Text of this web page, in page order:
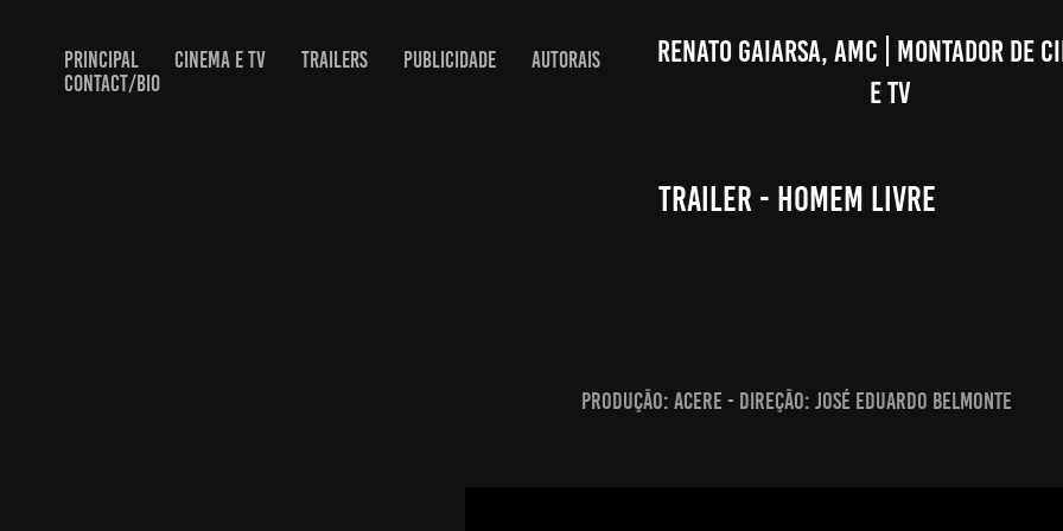
PRINCIPAL CINEMA E TV TRAILERS PUBLICIDADE
AUTORAIS
CONTACT/BIO
RENATO GAIARSA, AMC | MONTADOR DE
E TV
Trailer - Homem Livre
Produção: ACERE - DIREÇÃO: José EDUARDO BELMONTE